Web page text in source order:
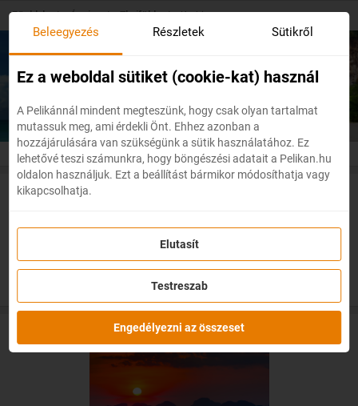
content
Főoldal / Ázsia / Thaiföld / Krabi
Olcsó repülőjegyekKrabi
Beleegyezés Részletek Sütikről
Ez a weboldal sütiket (cookie-kat) használ
A Pelikánnál mindent megteszünk, hogy csak olyan tartalmat
mutassuk meg, ami érdekli Önt. Ehhez azonban a
hozzájárulására van szükségünk a sütik használatához. Ez
lehetővé teszi számunkra, hogy böngészési adatait a Pelikan.hu
oldalon használjuk. Ezt a beállítást bármikor módosíthatja vagy
kikapcsolhatja.
Elutasít
Testreszab
Engedélyezni az összeset